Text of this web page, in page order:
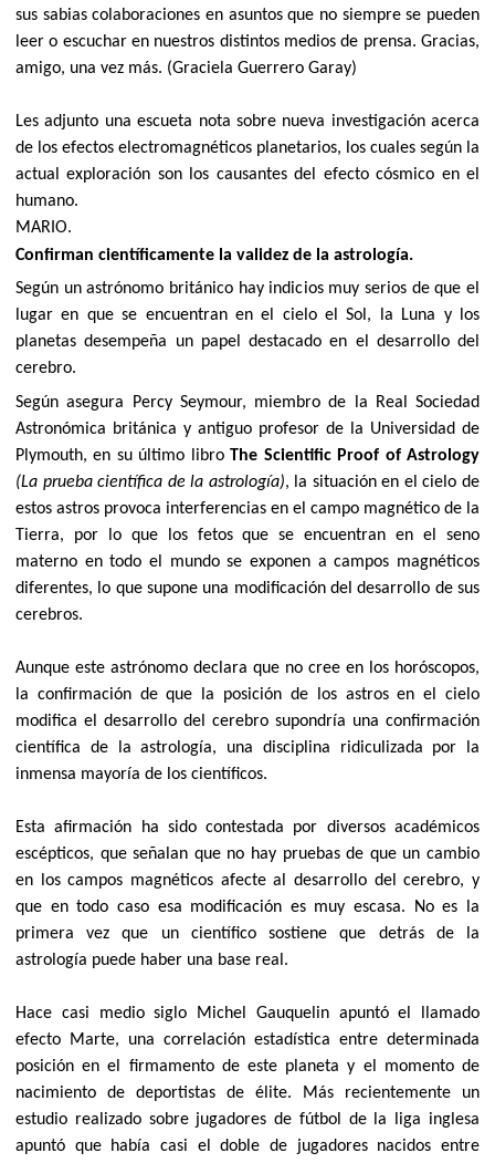
sus sabias colaboraciones en asuntos que no siempre se pueden
leer o escuchar en nuestros distintos medios de prensa. Gracias,
amigo, una vez más. (Graciela Guerrero Garay)
Les adjunto una escueta nota sobre nueva investigación acerca
de los efectos electromagnéticos planetarios, los cuales según la
actual exploración son los causantes del efecto cósmico en el
humano.
MARIO.
Confirman científicamente la validez de la astrología.
Según un astrónomo británico hay indicios muy serios de que el
lugar en que se encuentran en el cielo el Sol, la Luna y los
planetas desempeña un papel destacado en el desarrollo del
cerebro.
Según asegura Percy Seymour, miembro de la Real Sociedad
Astronómica británica y antiguo profesor de la Universidad de
Plymouth, en su último libroThe Scientific Proof of Astrology
(La prueba científica de la astrología), la situación en el cielo de
estos astros provoca interferencias en el campo magnético de la
Tierra, por lo que los fetos que se encuentran en el seno
materno en todo el mundo se exponen a campos magnéticos
diferentes, lo que supone una modificación del desarrollo de sus
cerebros.
Aunque este astrónomo declara que no cree en los horóscopos,
la confirmación de que la posición de los astros en el cielo
modifica el desarrollo del cerebro supondría una confirmación
científica de la astrología, una disciplina ridiculizada por la
inmensa mayoría de los científicos.
Esta afirmación ha sido contestada por diversos académicos
escépticos, que señalan que no hay pruebas de que un cambio
en los campos magnéticos afecte al desarrollo del cerebro, y
que en todo caso esa modificación es muy escasa. No es la
primera vez que un científico sostiene que detrás de la
astrología puede haber una base real.
Hace casi medio siglo Michel Gauquelin apuntó el llamado
efecto Marte, una correlación estadística entre determinada
posición en el firmamento de este planeta y el momento de
nacimiento de deportistas de élite. Más recientemente un
estudio realizado sobre jugadores de fútbol de la liga inglesa
apuntó que había casi el doble de jugadores nacidos entre